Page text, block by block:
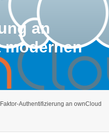
an
Authentifizierung an ownCloud